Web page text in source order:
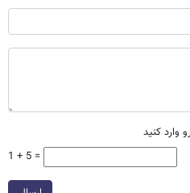
وارد کنید
1 + 5 =